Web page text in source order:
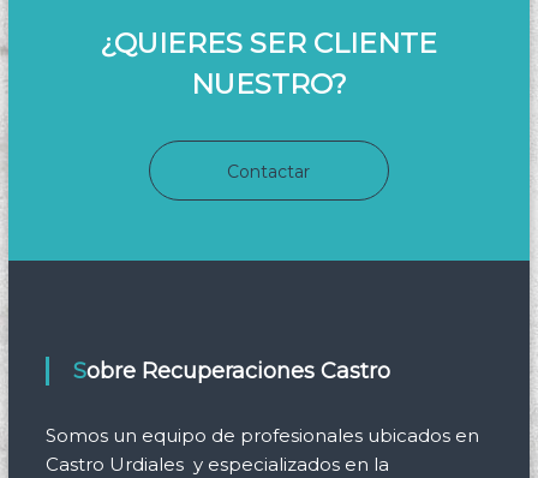
¿QUIERES SER CLIENTE
NUESTRO?
Contactar
Sobre Recuperaciones Castro
Somos un equipo de profesionales ubicados en
Castro Urdiales y especializados en la